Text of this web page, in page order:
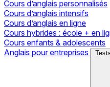
Cours d’anglais personnalisés
Cours d’anglais intensifs
Cours d’anglais en ligne
Cours hybrides : école + en
Cours enfants & adolescents
Anglais pour entreprises